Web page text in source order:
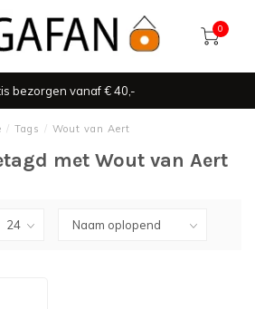
0
bezorgen vanaf € 40,-
/ Tags / Wout van Aert
met Wout van Aert